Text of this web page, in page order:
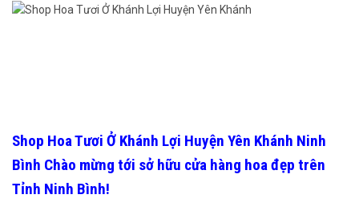
Shop Hoa Tươi Ở Khánh Lợi Huyện Yên Khánh Ninh
Bình Chào mừng tới sở hữu cửa hàng hoa đẹp trên
Tỉnh Ninh Bình!